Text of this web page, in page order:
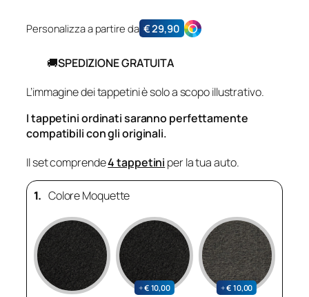
Personalizza a partire da €29,90
🚚SPEDIZIONE GRATUITA
L’immagine dei tappetini è solo a scopo illustrativo.
I tappetini ordinati saranno perfettamente
compatibili con gli originali.
Il set comprende4 tappetini per la tua auto.
1. Colore Moquette
+€ 10,00
+€ 10,00